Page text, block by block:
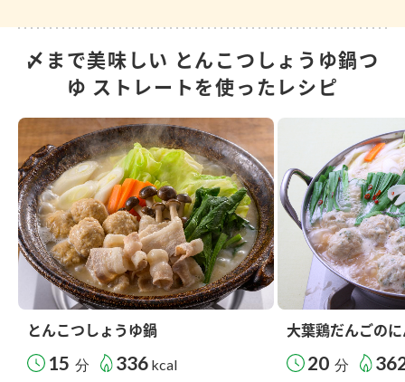
〆まで美味しい とんこつしょうゆ鍋つ
ゆ ストレートを使ったレシピ
とんこつしょうゆ鍋
15 分 336 kcal
大葉鶏だんごの
20 分